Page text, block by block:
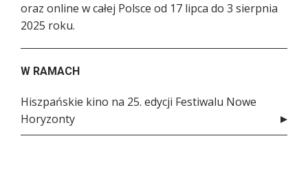
oraz online w całej Polsce od 17 lipca do 3 sierpnia
2025 roku.
W RAMACH
Hiszpańskie kino na 25. edycji Festiwalu Nowe
Horyzonty